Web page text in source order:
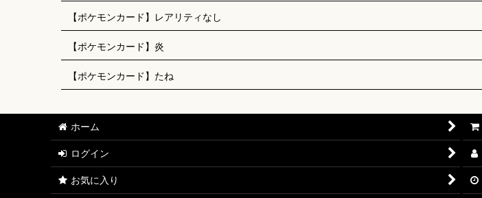
【ポケモンカード】レアリティなし
【ポケモンカード】炎
【ポケモンカード】たね
ホーム
ログイン
お気に入り